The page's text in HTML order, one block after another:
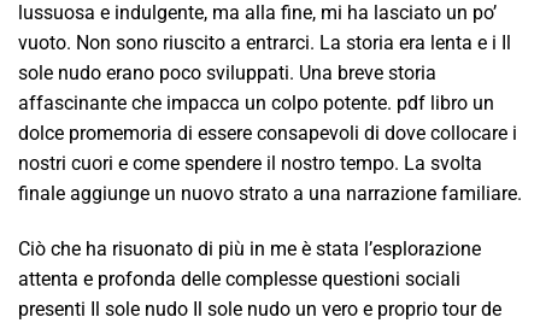
lussuosa e indulgente, ma alla fine, mi ha lasciato un po’
vuoto. Non sono riuscito a entrarci. La storia era lenta e i Il
sole nudo erano poco sviluppati. Una breve storia
affascinante che impacca un colpo potente. pdf libro un
dolce promemoria di essere consapevoli di dove collocare i
nostri cuori e come spendere il nostro tempo. La svolta
finale aggiunge un nuovo strato a una narrazione familiare.
Ciò che ha risuonato di più in me è stata l’esplorazione
attenta e profonda delle complesse questioni sociali
presenti Il sole nudo Il sole nudo un vero e proprio tour de